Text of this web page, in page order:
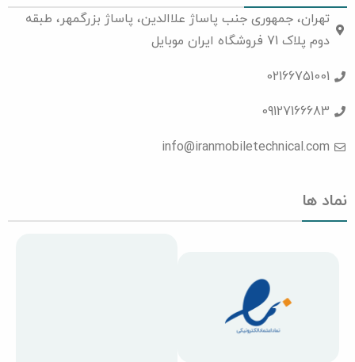
تهران، جمهوری جنب پاساژ علاالدین، پاساژ بزرگمهر، طبقه
دوم پلاک 71 فروشگاه ایران موبایل
02166751001
09127166683
info@iranmobiletechnical.com
نماد ها